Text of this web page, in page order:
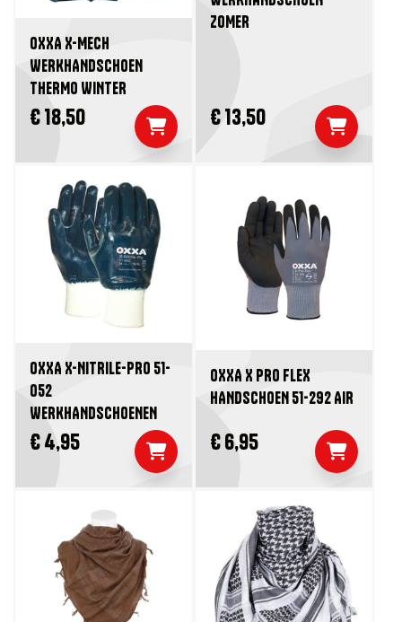
OXXA X-MECH
WERKHANDSCHOEN
THERMO WINTER
€ 18,50
ZOMER
€ 13,50
OXXA X-NITRILE-PRO 51-
052
WERKHANDSCHOENEN
€ 4,95
OXXA X PRO FLEX
HANDSCHOEN 51-292 AIR
€ 6,95